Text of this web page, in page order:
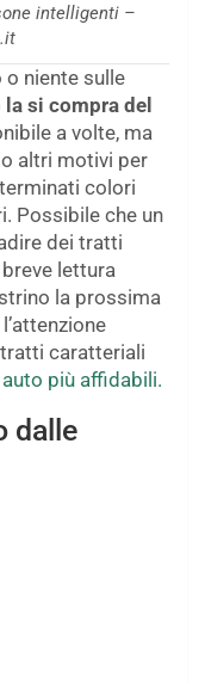
intelligenti –
niente sulle
la si compra del
a volte, ma
altri motivi per
colori
Possibile che un
dei tratti
lettura
la prossima
caratteriali
più affidabili.
dalle